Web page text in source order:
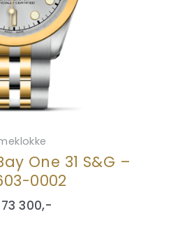
One 31 S&G –
0002
73 300,-